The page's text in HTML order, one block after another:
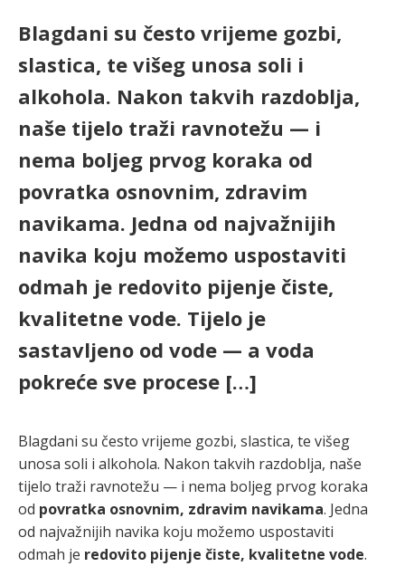
Blagdani su često vrijeme gozbi,
slastica, te višeg unosa soli i
alkohola. Nakon takvih razdoblja,
naše tijelo traži ravnotežu — i
nema boljeg prvog koraka od
povratka osnovnim, zdravim
navikama. Jedna od najvažnijih
navika koju možemo uspostaviti
odmah je redovito pijenje čiste,
kvalitetne vode. Tijelo je
sastavljeno od vode — a voda
pokreće sve procese […]
Blagdani su često vrijeme gozbi, slastica, te višeg
unosa soli i alkohola. Nakon takvih razdoblja, naše
tijelo traži ravnotežu — i nema boljeg prvog koraka
od povratka osnovnim, zdravim navikama. Jedna
od najvažnijih navika koju možemo uspostaviti
odmah je redovito pijenje čiste, kvalitetne vode.